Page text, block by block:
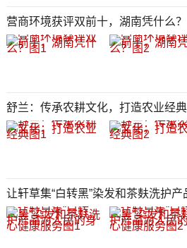
营商环境获评双前十，湖南凭什么？
舒兰：传承农耕文化，打造农业经典
让轩草集“白转黑”染发和茶麸洗护